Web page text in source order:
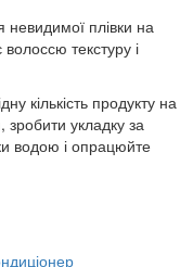
невидимої плівки на
волоссю текстуру і
кількість продукту на
укладку за
водою і опрацюйте